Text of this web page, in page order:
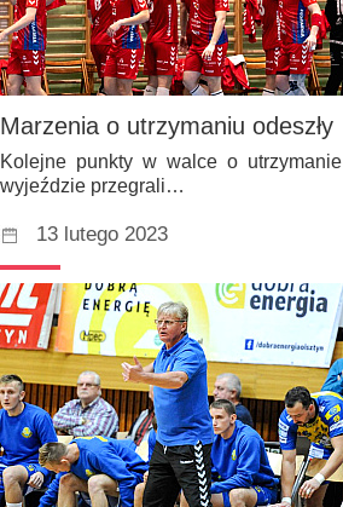
Marzenia o utrzymaniu odeszły
Kolejne punkty w walce o
wyjeździe przegrali…
13 lutego 2023